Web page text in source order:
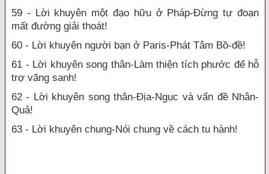
59 - Lời khuyên một đạo hữu ở Pháp-Đừng tự đoạn
mất đường giải thoát!
60 - Lời khuyên người bạn ở Paris-Phát Tâm Bồ-đề!
61 - Lời khuyên song thân-Làm thiện tích phước để hỗ
trợ vãng sanh!
62 - Lời khuyên song thân-Địa-Ngục và vấn đề Nhân-
Quả!
63 - Lời khuyên chung-Nói chung về cách tu hành!